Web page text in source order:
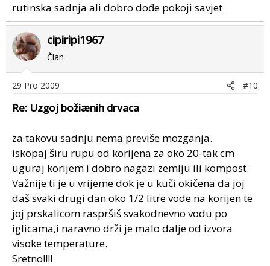
rutinska sadnja ali dobro dođe pokoji savjet
cipiripi1967
Član
29 Pro 2009 #10
Re: Uzgoj božiænih drvaca
za takovu sadnju nema previše mozganja.
iskopaj širu rupu od korijena za oko 20-tak cm
uguraj korijem i dobro nagazi zemlju ili kompost.
Važnije ti je u vrijeme dok je u kuči okičena da joj
daš svaki drugi dan oko 1/2 litre vode na korijen te
joj prskalicom raspršiš svakodnevno vodu po
iglicama,i naravno drži je malo dalje od izvora
visoke temperature.
Sretno!!!!